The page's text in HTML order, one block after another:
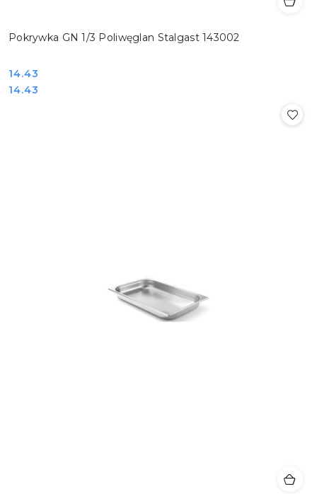
Pokrywka GN 1/3 Poliwęglan Stalgast 143002
Cena:
14.43
Cena:
14.43